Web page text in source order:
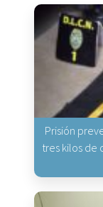
Prisión
tres kilos de